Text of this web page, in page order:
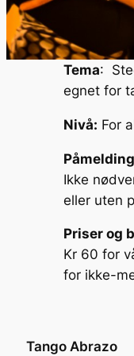
Tema:
egnet for
Nivå: For
Ikke
eller uten
Priser og
Kr 60 for
for ikke-
Tango Abrazo